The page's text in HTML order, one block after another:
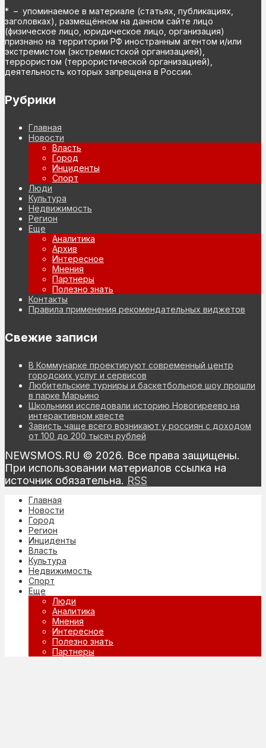
* – упоминаемое в материале (статьях, публикациях,
заголовках), размещённом на данном сайте лицо
(физическое лицо, юридическое лицо, организация)
признано на территории РФ иностранным агентом и/или
экстремистом (экстремистской организацией),
террористом (террористической организацией),
деятельность которых запрещена в России.
Рубрики
Главная
Новости
Власть
Город
Инциденты
Спорт
Люди
Культура
Недвижимость
Регион
Еще
Аналитика
Архив
Интересное
Мнения
Партнеры
Полезно знать
Контакты
Правила применения рекомендательных виджетов
Свежие записи
В Коммунарке проектируют современный центр
городских услуг и сервисов
Любительские турниры и баскетбольное шоу прошли
в парке Марьино
Школьники исследовали историю Новогиреево на
интерактивном квесте
Зависть чаще всего возникают у россиян с доходом
от 100 до 200 тысяч рублей
NEWSMOS.RU © 2026. Все права защищены.
При использовании материалов ссылка на
источник обязательна. RSS
Главная
Новости
Город
Регион
Инциденты
Власть
Культура
Недвижимость
Спорт
Еще
Люди
Аналитика
Мнения
Интересное
Полезно знать
Партнеры